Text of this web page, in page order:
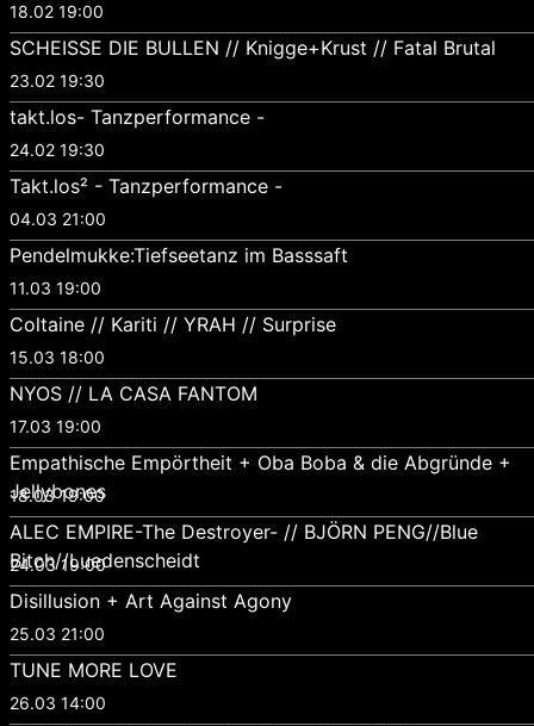
18.02 19:00
SCHEISSE DIE BULLEN // Knigge+Krust // Fatal Brutal
23.02 19:30
takt.los- Tanzperformance -
24.02 19:30
Takt.los² - Tanzperformance -
04.03 21:00
Pendelmukke:Tiefseetanz im Basssaft
11.03 19:00
Coltaine // Kariti // YRAH // Surprise
15.03 18:00
NYOS // LA CASA FANTOM
17.03 19:00
Empathische Empörtheit + Oba Boba & die Abgründe +
Jellybones
18.03 19:00
ALEC EMPIRE-The Destroyer- // BJÖRN PENG//Blue
Bitch//Luedenscheidt
24.03 19:00
Disillusion + Art Against Agony
25.03 21:00
TUNE MORE LOVE
26.03 14:00